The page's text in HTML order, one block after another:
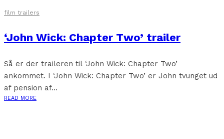
film trailers
‘John Wick: Chapter Two’ trailer
Så er der traileren til ‘John Wick: Chapter Two’
ankommet. I ‘John Wick: Chapter Two’ er John tvunget ud
af pension af...
READ MORE